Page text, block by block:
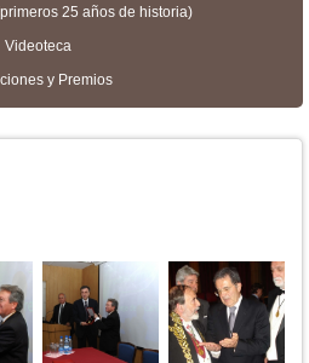
25 años de historia)
Videoteca
y Premios